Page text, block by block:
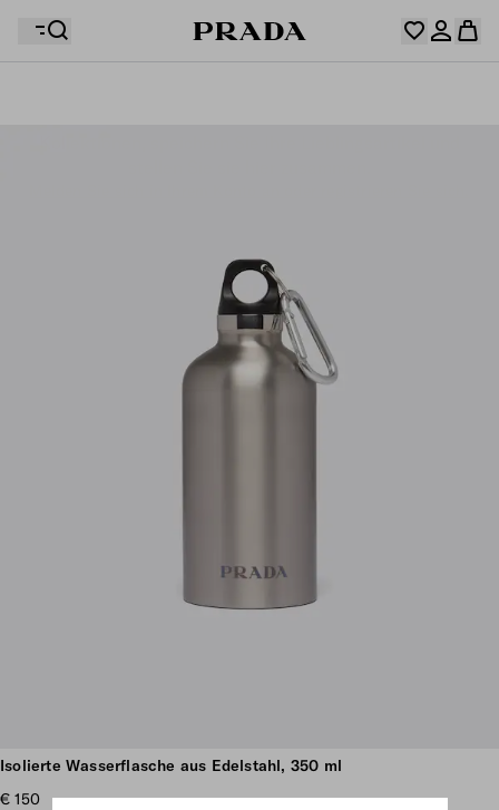
Ihr Warenkorb ist leer
Weitere Bilder anzeigen
Isolierte Wasserflasche aus Edelstahl, 350 ml
€ 150